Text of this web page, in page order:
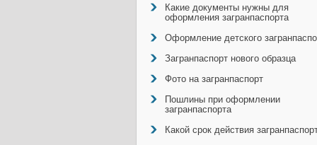
Какие документы нужны для
оформления загранпаспорта
Оформление детского
Загранпаспорт нового образца
Фото на загранпаспорт
Пошлины при оформлении
загранпаспорта
Какой срок действия